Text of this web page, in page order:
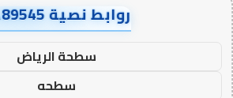
روابط نصية AA89545
سطحة الرياض
سطحه